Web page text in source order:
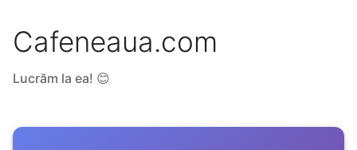
Cafeneaua.com
Lucrăm la ea! 😊